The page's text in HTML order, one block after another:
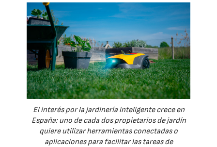
El interés por la jardinería inteligente crece en
España: uno de cada dos propietarios de jardín
quiere utilizar herramientas conectadas o
aplicaciones para facilitar las tareas de